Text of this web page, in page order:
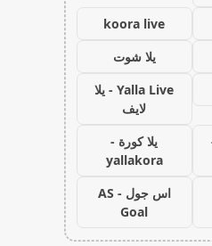
koora live
يلا شوت
Yalla Live - يلا
لايف
يلا كورة -
yallakora
اس جول - AS
Goal